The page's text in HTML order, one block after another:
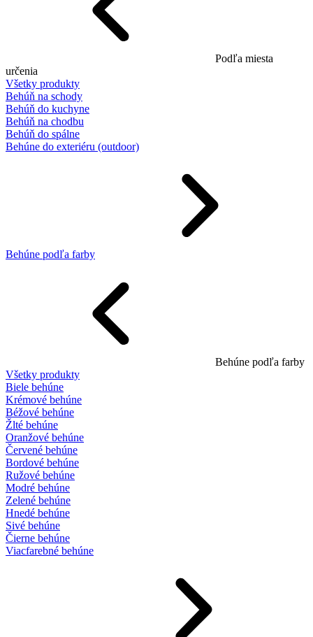
Podľa miesta
určenia
Všetky produkty
Behúň na schody
Behúň do kuchyne
Behúň na chodbu
Behúň do spálne
Behúne do exteriéru (outdoor)
Behúne podľa farby
Behúne podľa farby
Všetky produkty
Biele behúne
Krémové behúne
Béžové behúne
Žlté behúne
Oranžové behúne
Červené behúne
Bordové behúne
Ružové behúne
Modré behúne
Zelené behúne
Hnedé behúne
Sivé behúne
Čierne behúne
Viacfarebné behúne